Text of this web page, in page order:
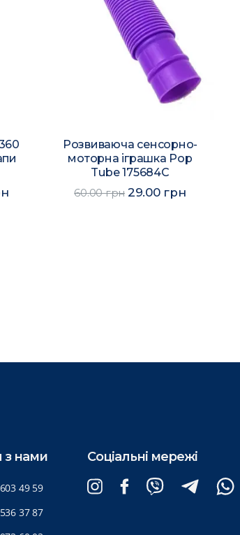
Розвиваюча сенсорно-
моторна іграшка Pop
Tube 175684C
60.00 грн 29.00 грн
з нами
49 59
37 87
Соціальні мережі